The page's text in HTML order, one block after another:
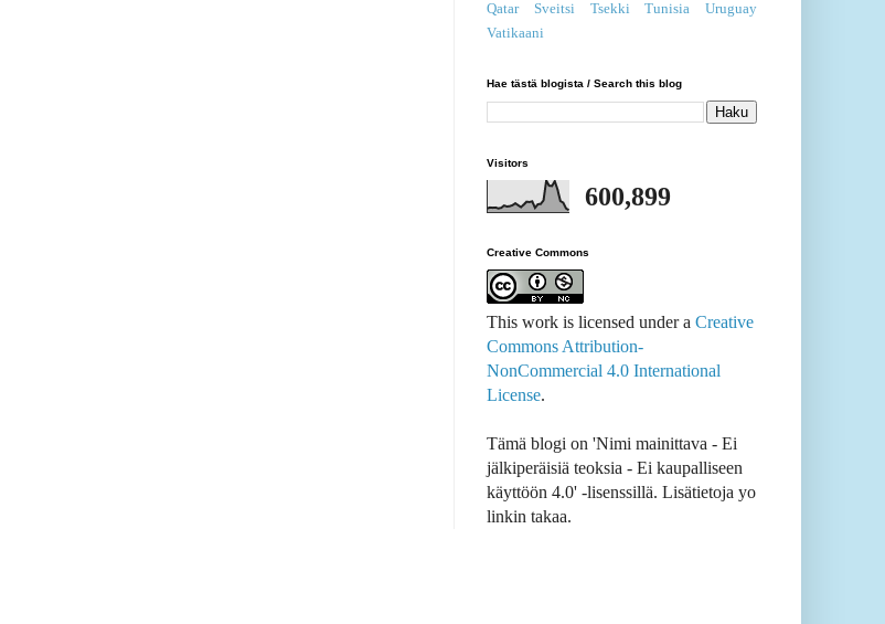
Qatar
Sveitsi Tsekki Tunisia
Uruguay
Vatikaani
Hae tästä blogista / Search this blog
Visitors
600,899
Creative Commons
This work is licensed under a Creative
Commons Attribution-
NonCommercial 4.0 International
License.
Tämä blogi on 'Nimi mainittava - Ei
jälkiperäisiä teoksia - Ei kaupalliseen
käyttöön 4.0' -lisenssillä. Lisätietoja yo
linkin takaa.